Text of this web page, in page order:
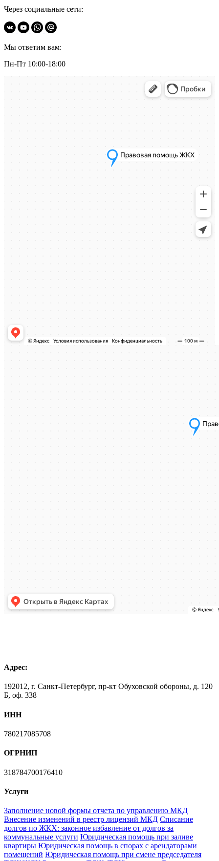
Через социальные сети:
Мы ответим вам:
Пн-Пт 10:00-18:00
Адрес:
192012, г. Санкт-Петербург, пр-кт Обуховской обороны, д. 120
Б, оф. 338
ИНН
780217085708
ОГРНИП
318784700176410
Услуги
Заполнение новой формы отчета по управлению МКД
Внесение изменений в реестр лицензий МКД Списание
долгов по ЖКХ: законное избавление от долгов за
коммунальные услуги Юридическая помощь при заливе
квартиры Юридическая помощь в спорах с арендаторами
помещений Юридическая помощь при смене председателя